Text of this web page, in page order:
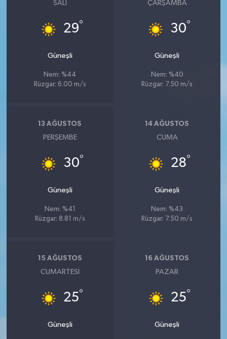
SALI
29°
Güneşli
Nem: %44
Rüzgar: 6.00 m/s
ÇARŞAMBA
30°
Güneşli
Nem: %40
Rüzgar: 7.50 m/s
13 AĞUSTOS
PERŞEMBE
30°
Güneşli
Nem: %41
Rüzgar: 8.81 m/s
14 AĞUSTOS
CUMA
28°
Güneşli
Nem: %43
Rüzgar: 7.50 m/s
15 AĞUSTOS
CUMARTESI
25°
Güneşli
16 AĞUSTOS
PAZAR
25°
Güneşli